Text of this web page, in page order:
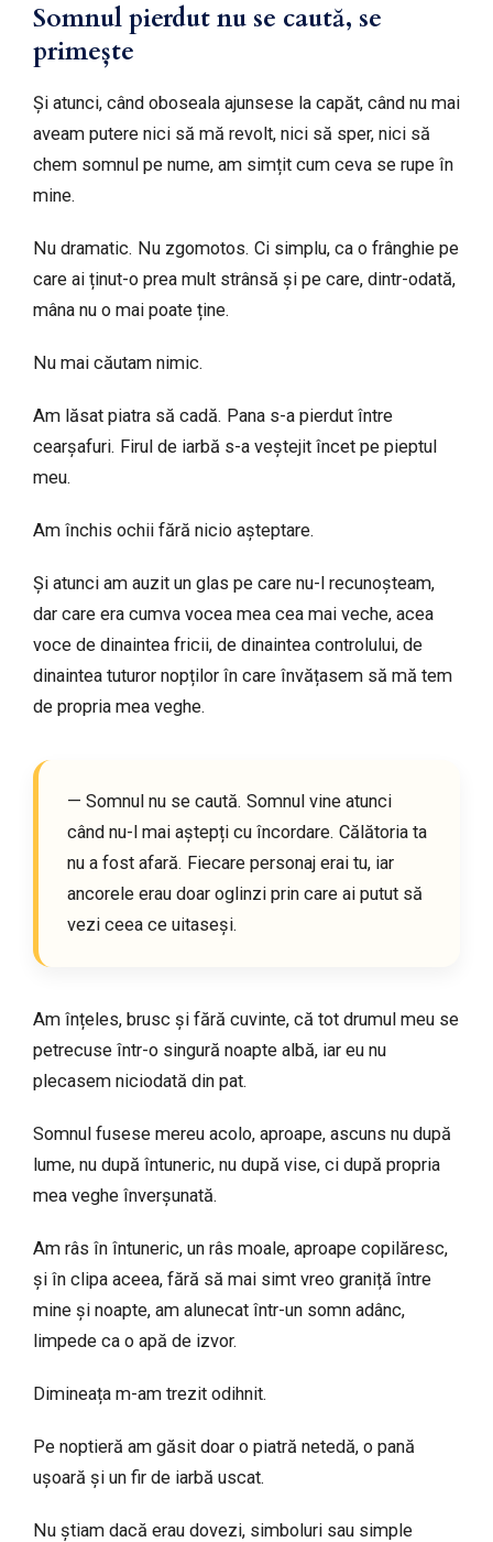
Somnul pierdut nu se caută, se
primește
Și atunci, când oboseala ajunsese la capăt, când nu mai
aveam putere nici să mă revolt, nici să sper, nici să
chem somnul pe nume, am simțit cum ceva se rupe în
mine.
Nu dramatic. Nu zgomotos. Ci simplu, ca o frânghie pe
care ai ținut-o prea mult strânsă și pe care, dintr-odată,
mâna nu o mai poate ține.
Nu mai căutam nimic.
Am lăsat piatra să cadă. Pana s-a pierdut între
cearșafuri. Firul de iarbă s-a veștejit încet pe pieptul
meu.
Am închis ochii fără nicio așteptare.
Și atunci am auzit un glas pe care nu-l recunoșteam,
dar care era cumva vocea mea cea mai veche, acea
voce de dinaintea fricii, de dinaintea controlului, de
dinaintea tuturor nopților în care învățasem să mă tem
de propria mea veghe.
— Somnul nu se caută. Somnul vine atunci
când nu-l mai aștepți cu încordare. Călătoria ta
nu a fost afară. Fiecare personaj erai tu, iar
ancorele erau doar oglinzi prin care ai putut să
vezi ceea ce uitaseși.
Am înțeles, brusc și fără cuvinte, că tot drumul meu se
petrecuse într-o singură noapte albă, iar eu nu
plecasem niciodată din pat.
Somnul fusese mereu acolo, aproape, ascuns nu după
lume, nu după întuneric, nu după vise, ci după propria
mea veghe înverșunată.
Am râs în întuneric, un râs moale, aproape copilăresc,
și în clipa aceea, fără să mai simt vreo graniță între
mine și noapte, am alunecat într-un somn adânc,
limpede ca o apă de izvor.
Dimineața m-am trezit odihnit.
Pe noptieră am găsit doar o piatră netedă, o pană
ușoară și un fir de iarbă uscat.
Nu știam dacă erau dovezi, simboluri sau simple